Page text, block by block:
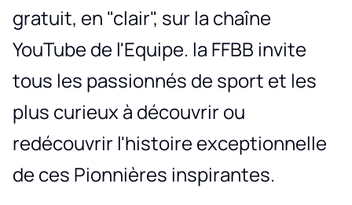
gratuit, en "clair", sur la chaîne
YouTube de l'Equipe. la FFBB invite
tous les passionnés de sport et les
plus curieux à découvrir ou
redécouvrir l'histoire exceptionnelle
de ces Pionnières inspirantes.